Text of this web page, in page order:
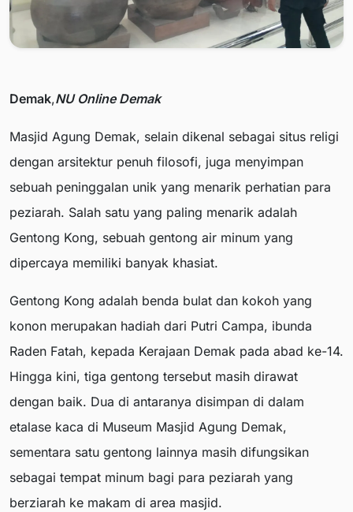
Demak,NU Online Demak
Masjid Agung Demak, selain dikenal sebagai situs religi
dengan arsitektur penuh filosofi, juga menyimpan
sebuah peninggalan unik yang menarik perhatian para
peziarah. Salah satu yang paling menarik adalah
Gentong Kong, sebuah gentong air minum yang
dipercaya memiliki banyak khasiat.
Gentong Kong adalah benda bulat dan kokoh yang
konon merupakan hadiah dari Putri Campa, ibunda
Raden Fatah, kepada Kerajaan Demak pada abad ke-14.
Hingga kini, tiga gentong tersebut masih dirawat
dengan baik. Dua di antaranya disimpan di dalam
etalase kaca di Museum Masjid Agung Demak,
sementara satu gentong lainnya masih difungsikan
sebagai tempat minum bagi para peziarah yang
berziarah ke makam di area masjid.